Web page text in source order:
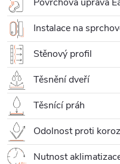
Instalace na
Stěnový profil
Těsnění dveří
Těsnící práh
Odolnost proti
Nutnost